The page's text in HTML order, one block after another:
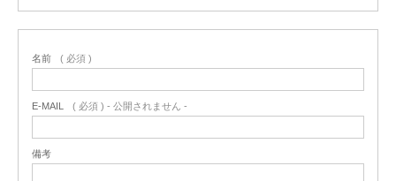
名前 ( 必須 )
E-MAIL ( 必須 ) - 公開されません -
備考